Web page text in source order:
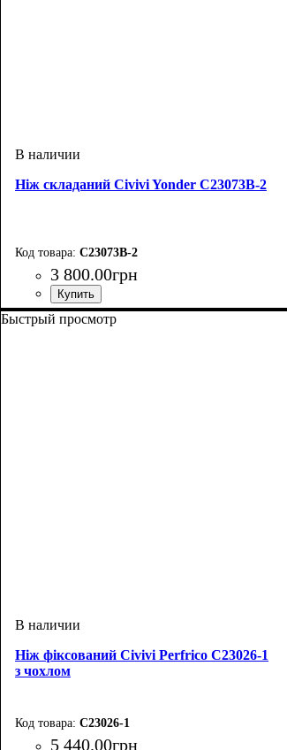
Ніж складаний Civivi Yonder C23073B-2
C23073B-2
3 800.00грн
Быстрый просмотр
Ніж фіксований Civivi Perfrico C23026-1
з чохлом
C23026-1
5 440.00грн